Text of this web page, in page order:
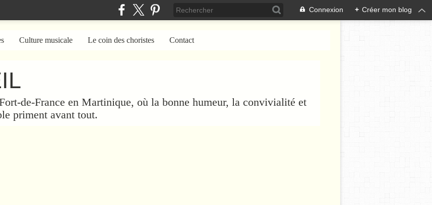
Connexion + Créer mon blog
de-France en Martinique, où la bonne humeur, la convivialité et
priment avant tout.
Culture musicale Le coin des choristes Contact